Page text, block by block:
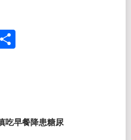
分
吃早餐降患糖尿